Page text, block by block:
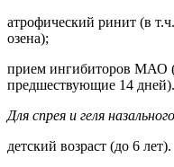
атрофический ринит (в
озена);
прием ингибиторов МАО
предшествующие 14 дней).
Для спрея и геля
детский возраст (до 6 лет).